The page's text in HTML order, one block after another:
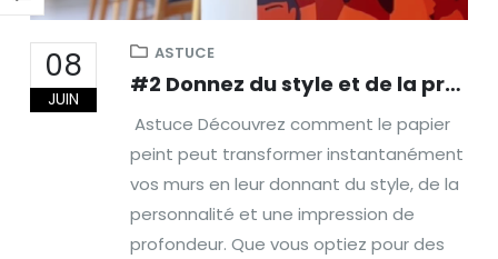
08
JUIN
ASTUCE
#2 Donnez du style et de la profondeur à vos murs avec du papier peint créatif !
Astuce Découvrez comment le papier
peint peut transformer instantanément
vos murs en leur donnant du style, de la
personnalité et une impression de
profondeur. Que vous optiez pour des